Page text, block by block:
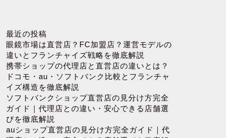
最近の投稿
眼鏡市場は直営店？FC加盟店？運営モデルの
違いとフランチャイズ戦略を徹底解説
携帯ショップの代理店と直営店の違いとは？
ドコモ・au・ソフトバンク比較とフランチャ
イズ構造を徹底解説
ソフトバンクショップ直営店の見分け方完全
ガイド｜代理店との違い・安心できる店舗選
びを徹底解説
auショップ直営店の見分け方完全ガイド｜代